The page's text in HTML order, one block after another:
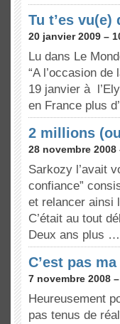
Tu t’es vu(e)
20 janvier 2009 –
Lu dans Le
“A l’occasion
19 janvier à
en France plus
2 millions
28 novembre 2008
Sarkozy l’avait
confiance”
et relancer ainsi
C’était au tout
Deux ans plus …
C’est pas
7 novembre 2008
Heureusement
pas tenus de